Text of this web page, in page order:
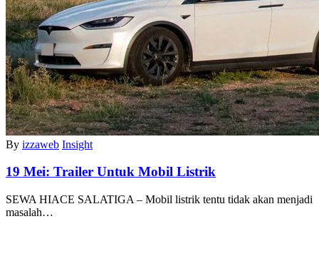
By izzaweb Insight
19 Mei: Trailer Untuk Mobil Listrik
SEWA HIACE SALATIGA – Mobil listrik tentu tidak akan menjadi
masalah…